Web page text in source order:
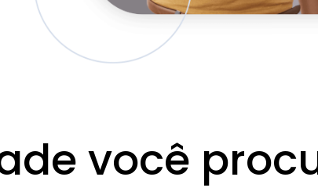
você